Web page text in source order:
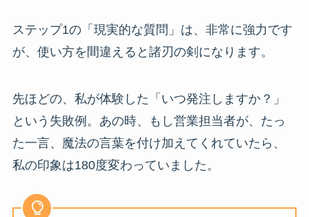
ステップ1の「現実的な質問」は、非常に強力です
が、使い方を間違えると諸刃の剣になります。
先ほどの、私が体験した「いつ発注しますか？」
という失敗例。あの時、もし営業担当者が、たっ
た一言、魔法の言葉を付け加えてくれていたら、
私の印象は180度変わっていました。